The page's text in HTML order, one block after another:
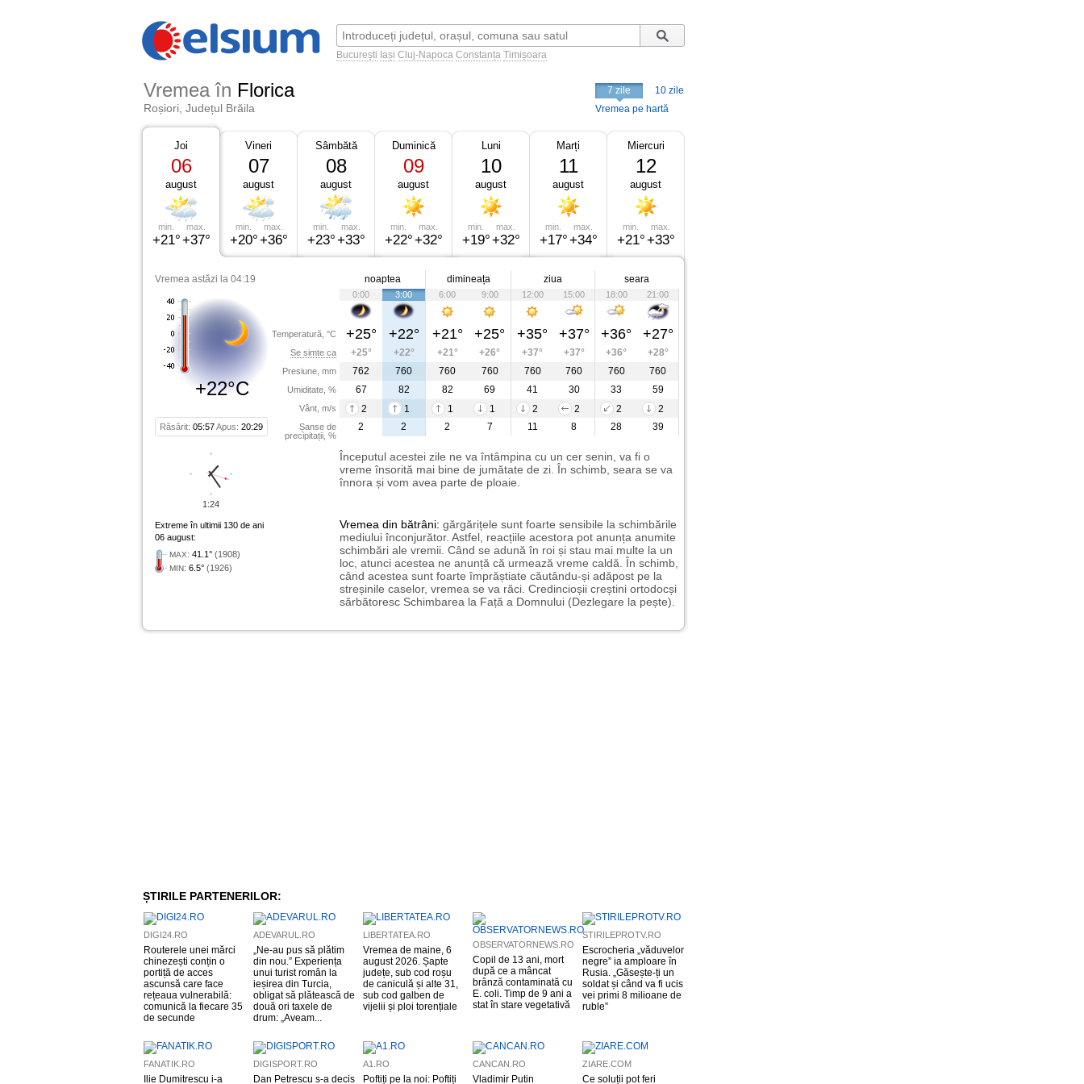
București Iași Cluj-Napoca Constanța Timișoara
Vremea în Florica
Roșiori, Județul Brăila
7 zile
10 zile
Vremea pe hartă
Joi
06
august
min.
+21°
max.
+37°
Vineri
07
august
min.
+20°
max.
+36°
Sâmbătă
08
august
min.
+23°
max.
+33°
Duminică
09
august
min.
+22°
max.
+32°
Luni
10
august
min.
+19°
max.
+32°
Marți
11
august
min.
+17°
max.
+34°
Miercuri
12
august
min.
+21°
max.
+33°
Vremea astăzi la 04:19
+22°C
Răsărit: 05:57Apus: 20:29
Temperatură, °C
Se simte ca
Presiune, mm
Umiditate, %
Vânt, m/s
Șanse de
precipitații, %
noaptea dimineața ziua seara
0:00 3:00 6:00 9:00 12:00 15:00 18:00 21:00
+25° +22° +21° +25° +35° +37° +36° +27°
+25° +22° +21° +26° +37° +37° +36°
+28°
762
760 760 760 760 760 760
760
67
82 82 69 41 30 33
59
2
1 1 1 2 2 2
2
2
2 2 7 11 8 28 39
Începutul acestei zile ne va întâmpina cu un cer senin, va fi o
vreme însorită mai bine de jumătate de zi. În schimb, seara se va
înnora și vom avea parte de ploaie.
Extreme în ultimii 130 de ani
06 august:
MAX: 41.1° (1908)
MIN: 6.5° (1926)
Vremea din bătrâni: gărgărițele sunt foarte sensibile la schimbările
mediului înconjurător. Astfel, reacțiile acestora pot anunța anumite
schimbări ale vremii. Când se adună în roi și stau mai multe la un
loc, atunci acestea ne anunță că urmează vreme caldă. În schimb,
când acestea sunt foarte împrăștiate căutându-și adăpost pe la
streșinile caselor, vremea se va răci. Credincioșii creștini ortodocși
sărbătoresc Schimbarea la Față a Domnului (Dezlegare la pește).
1:24
ȘTIRILE PARTENERILOR:
DIGI24.RO
Routerele unei mărci
chinezești conțin o
portiță de acces
ascunsă care face
rețeaua vulnerabilă:
comunică la fiecare 35
de secunde
ADEVARUL.RO
„Ne-au pus să plătim
din nou.” Experiența
unui turist român la
ieșirea din Turcia,
obligat să plătească de
două ori taxele de
drum: „Aveam...
LIBERTATEA.RO
Vremea de maine, 6
august 2026. Șapte
județe, sub cod roșu
de caniculă și alte 31,
sub cod galben de
vijelii și ploi torențiale
OBSERVATORNEWS.RO
Copil de 13 ani, mort
după ce a mâncat
brânză contaminată cu
E. coli. Timp de 9 ani a
stat în stare vegetativă
STIRILEPROTV.RO
Escrocheria „văduvelor
negre” ia amploare în
Rusia. „Găsește-ți un
soldat și când va fi ucis
vei primi 8 milioane de
ruble”
FANATIK.RO
Ilie Dumitrescu i-a
DIGISPORT.RO
Dan Petrescu s-a decis
A1.RO
Poftiți pe la noi: Poftiți
CANCAN.RO
Vladimir Putin
ZIARE.COM
Ce soluții pot feri